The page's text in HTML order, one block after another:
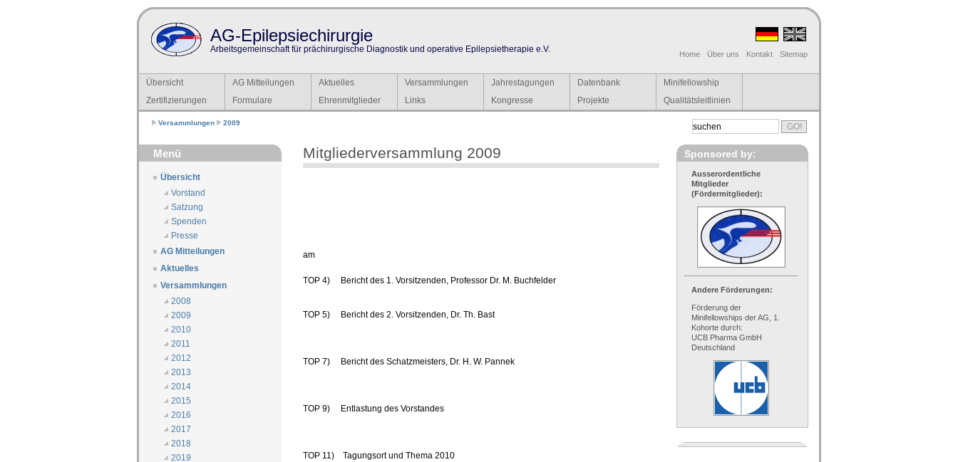
AG-Epilepsiechirurgie
Arbeitsgemeinschaft für prächirurgische Diagnostik und operative Epilepsietherapie e.V. Home Über uns Kontakt Sitemap
Übersicht AG Mitteilungen Aktuelles Versammlungen Jahrestagungen Datenbank
Minifellowship
Zertifizierungen
Formulare Ehrenmitglieder Links Kongresse Projekte Qualitätsleitlinien
Versammlungen 2009
Menü
Übersicht
Vorstand
Satzung
Spenden
Presse
AG Mitteilungen
Aktuelles
Versammlungen
2008
2009
2010
2011
2012
2013
2014
2015
2016
2017
2018
2019
Mitgliederversammlung 2009
am
TOP 4) Bericht des 1. Vorsitzenden, Professor Dr. M. Buchfelder
TOP 5) Bericht des 2. Vorsitzenden, Dr. Th. Bast
TOP 7) Bericht des Schatzmeisters, Dr. H. W. Pannek
TOP 9) Entlastung des Vorstandes
TOP 11) Tagungsort und Thema 2010
Sponsored by:
Ausserordentliche
Mitglieder
(Fördermitglieder):
Andere Förderungen:
Förderung der
Minifellowships der AG, 1.
Kohorte durch:
UCB Pharma GmbH
Deutschland